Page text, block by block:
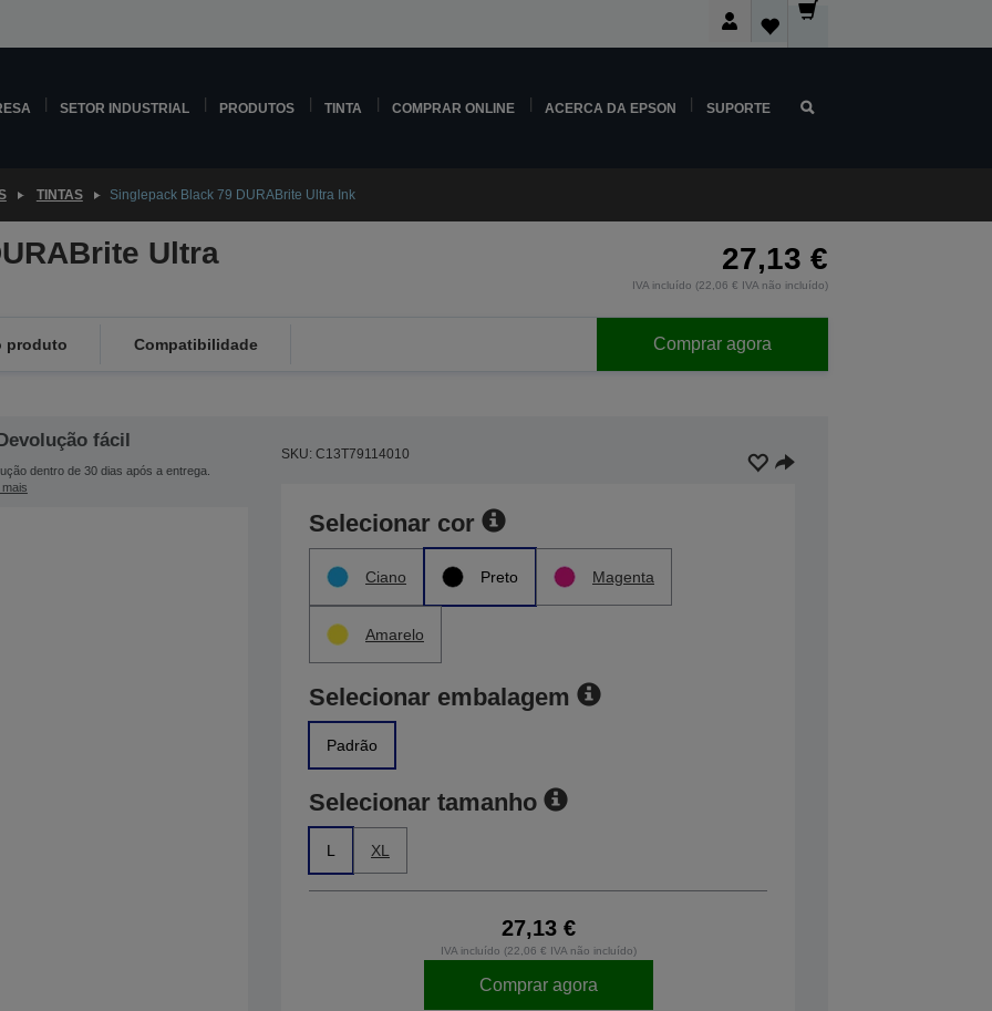
SETOR INDUSTRIAL PRODUTOS TINTA COMPRAR ONLINE ACERCA DA EPSON SUPORTE
TINTAS Singlepack Black 79 DURABrite Ultra Ink
Ultra 27,13 €
IVA incluído (22,06 € IVA não incluído)
produto Compatibilidade Comprar agora
fácil
dentro de 30 dias após a entrega.
SKU: C13T79114010
Selecionar cor
Ciano Preto Magenta
Amarelo
Selecionar embalagem
Padrão
Selecionar tamanho
L XL
27,13 €
IVA incluído (22,06 € IVA não incluído)
Comprar agora